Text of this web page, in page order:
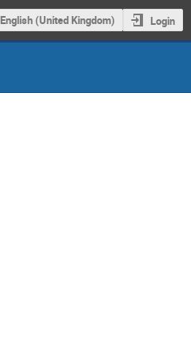
English (United Kingdom) Login